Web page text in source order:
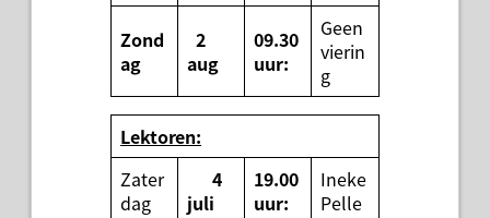
Zond
ag
2
aug
09.30
uur:
Geen
vierin
g
Lektoren:
Zater
dag
4
juli
19.00
uur:
Ineke
Pelle